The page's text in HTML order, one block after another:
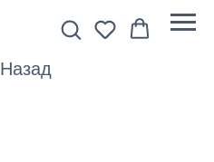
Назад